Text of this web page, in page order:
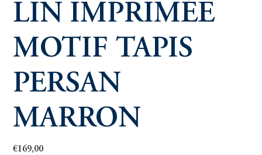
LIN IMPRIMÉE
MOTIF TAPIS
PERSAN
MARRON
Prix
€169,00